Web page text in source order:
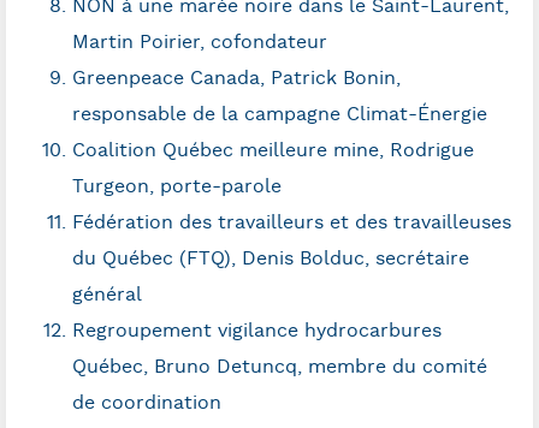
NON à une marée noire dans le Saint-Laurent,
Martin Poirier, cofondateur
Greenpeace Canada, Patrick Bonin,
responsable de la campagne Climat-Énergie
Coalition Québec meilleure mine, Rodrigue
Turgeon, porte-parole
Fédération des travailleurs et des travailleuses
du Québec (FTQ), Denis Bolduc, secrétaire
général
Regroupement vigilance hydrocarbures
Québec, Bruno Detuncq, membre du comité
de coordination